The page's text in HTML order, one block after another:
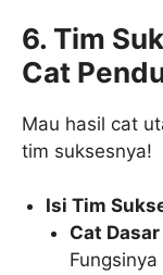
6. Tim
Cat
Mau hasil cat
tim suksesnya!
Isi Tim
Cat